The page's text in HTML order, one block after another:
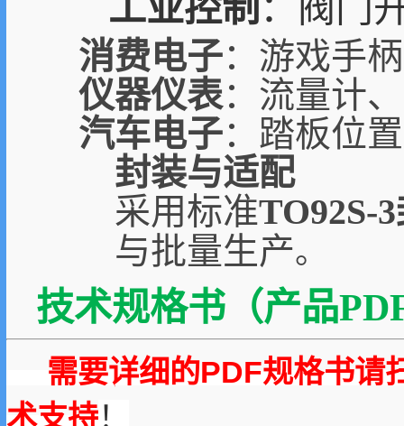
工业控制 ：阀门
消费电子：游戏手
仪器仪表：流量计
汽车电子：踏板位
封装与适配
采用标准TO92S-
与批量生产。
技术规格书（产品
需要详细的PDF规格书请
术支持！